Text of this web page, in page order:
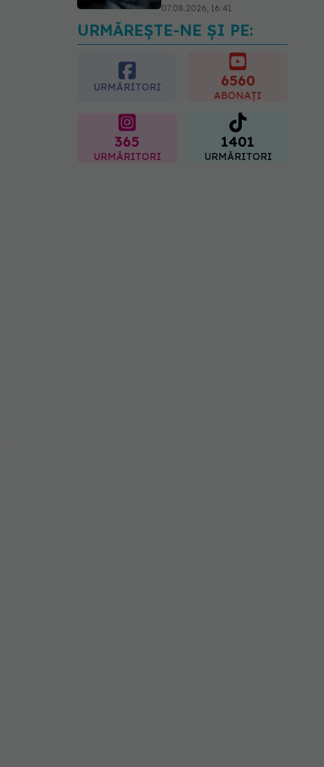
07.08.2026, 16:41
Ce spune culoarea ta
preferată despre vârsta
pe care o ai. Care este
"codul cromatic" al
URMĂREȘTE-NE ȘI PE:
URMĂRITORI 6560
ABONAȚI
365
URMĂRITORI
1401
URMĂRITORI